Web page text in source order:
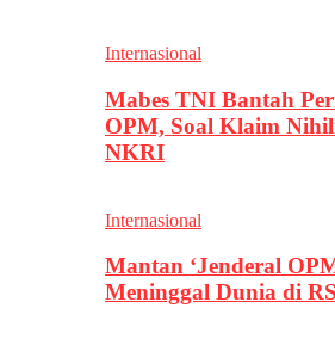
Internasional
Mabes TNI Bantah
OPM, Soal Klaim
NKRI
Internasional
Mantan ‘Jenderal
Meninggal Dunia di